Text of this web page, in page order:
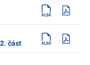
část